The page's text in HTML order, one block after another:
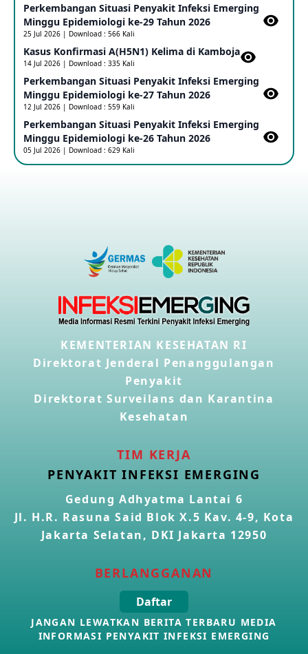
Penetapan Outbreak Penyakit Ebola di RD Kongo dan
Uganda Sebagai PHEIC
17 May 2026
Outbreak Penyakti Ebola di RD Kongo
16 May 2026
Kasus Konfirmasi A(H5NN6) di Cina
Penyakit virus Hanta di Kapal Pesiar Keberangkatan
Argentina
Penyakit Meningokokus di Vietnam
28 Apr 2026
Kasus Konfirmasi Avian Influenza A(H5N1) Keempat di
Kamboja
Informasi Penyakit POH VAU yang berkaitan dengan
21 Apr 2026
Kasus Konfirmasi Avian Influenza A(H9N2) di Italia
26 Mar 2026
Kasus Penyakit Meningokokus di Inggris
Kasus Konfirmasi Avian Influenza A(H5N1) di Kamboja
Perkembangan Situasi Penyakit Infeksi Emerging
Minggu Epidemiologi ke-29 Tahun 2026
25 Jul 2026 | Download : 566 Kali
Kasus Konfirmasi A(H5N1) Kelima di Kamboja​
14 Jul 2026 | Download : 335 Kali
Perkembangan Situasi Penyakit Infeksi Emerging
Minggu Epidemiologi ke-27 Tahun 2026
12 Jul 2026 | Download : 559 Kali
Perkembangan Situasi Penyakit Infeksi Emerging
Minggu Epidemiologi ke-26 Tahun 2026
05 Jul 2026 | Download : 629 Kali
KEMENTERIAN KESEHATAN RI
Direktorat Jenderal Penanggulangan
Penyakit
Direktorat Surveilans dan Karantina
Kesehatan
TIM KERJA
PENYAKIT INFEKSI EMERGING
Gedung Adhyatma Lantai 6
Jl. H.R. Rasuna Said Blok X.5 Kav. 4-9, Kota
Jakarta Selatan, DKI Jakarta 12950
BERLANGGANAN
Daftar
JANGAN LEWATKAN BERITA TERBARU MEDIA
INFORMASI PENYAKIT INFEKSI EMERGING